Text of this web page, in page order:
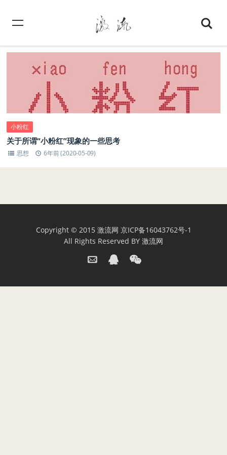
小粉红
关于所谓“小粉红”现象的一些思考
思想 6年前 (2020-05-09)
Copyright © 2015 激流网 京ICP备16043762号-1
All Rights Reserved BY 激流网